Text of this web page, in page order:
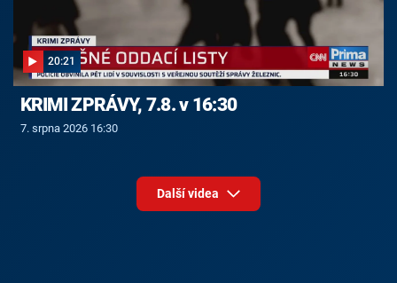
20:21
KRIMI ZPRÁVY, 7.8. v 16:30
7. srpna 2026 16:30
Další videa